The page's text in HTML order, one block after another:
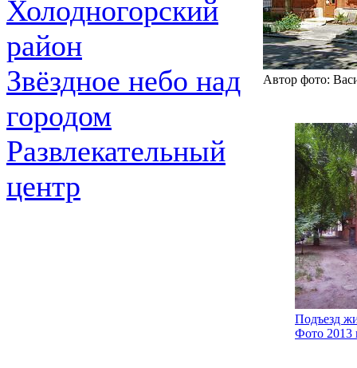
Холодногорский
район
Звёздное небо над
городом
Развлекательный
центр
Автор фото:
Подъезд
Фото 2013